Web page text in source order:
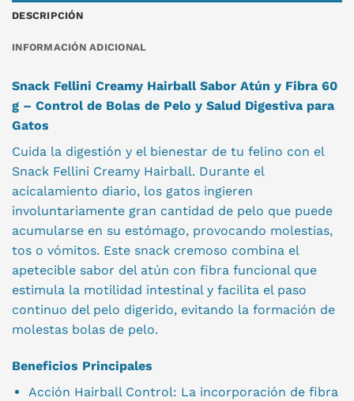
DESCRIPCIÓN
INFORMACIÓN ADICIONAL
Snack Fellini Creamy Hairball Sabor Atún y Fibra 60
g – Control de Bolas de Pelo y Salud Digestiva para
Gatos
Cuida la digestión y el bienestar de tu felino con el
Snack Fellini Creamy Hairball. Durante el
acicalamiento diario, los gatos ingieren
involuntariamente gran cantidad de pelo que puede
acumularse en su estómago, provocando molestias,
tos o vómitos. Este snack cremoso combina el
apetecible sabor del atún con fibra funcional que
estimula la motilidad intestinal y facilita el paso
continuo del pelo digerido, evitando la formación de
molestas bolas de pelo.
Beneficios Principales
Acción Hairball Control: La incorporación de fibra